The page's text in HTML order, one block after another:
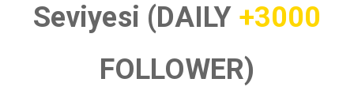
Seviyesi (DAILY +3000
FOLLOWER)